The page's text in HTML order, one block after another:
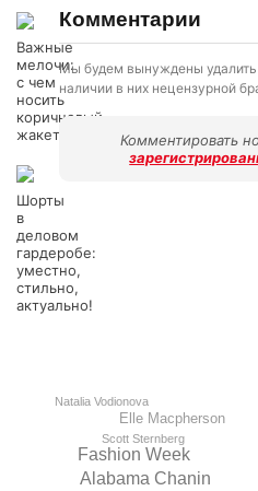
Важные
мелочи:
с чем
носить
коричневый
жакет?
Шорты
в
деловом
гардеробе:
уместно,
стильно,
актуально!
Alabama Chanin
Fashion Week
Elle Macpherson
Scott Sternberg
Natalia Vodionova
Комментарии
Мы будем вынуждены
наличии в них нецензурной
Комментировать